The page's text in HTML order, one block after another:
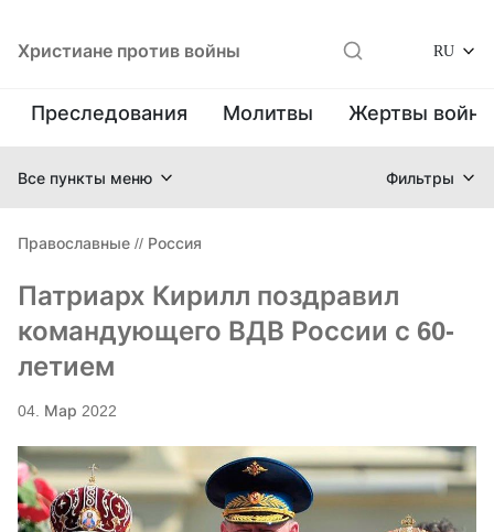
Христиане против войны RU
Преследования Молитвы Жертвы
Все пункты меню Фильтры
Православные // Россия
Патриарх Кирилл поздравил
командующего ВДВ России с 60-
летием
04. Мар 2022